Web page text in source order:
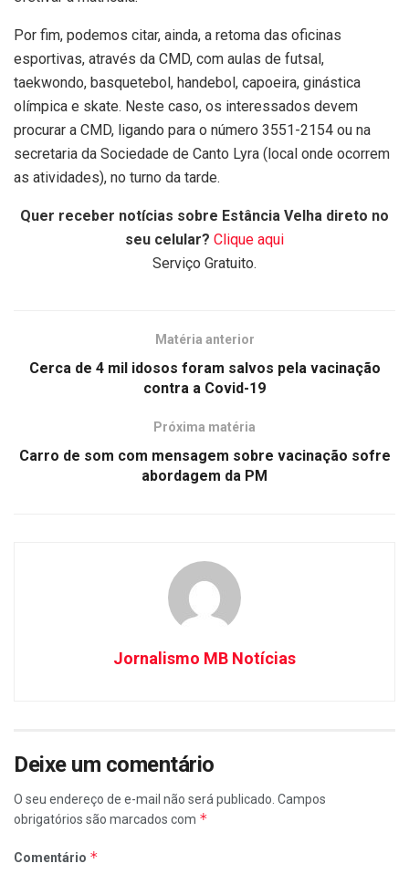
Por fim, podemos citar, ainda, a retoma das oficinas
esportivas, através da CMD, com aulas de futsal,
taekwondo, basquetebol, handebol, capoeira, ginástica
olímpica e skate. Neste caso, os interessados devem
procurar a CMD, ligando para o número 3551-2154 ou na
secretaria da Sociedade de Canto Lyra (local onde ocorrem
as atividades), no turno da tarde.
Quer receber notícias sobre Estância Velha direto no
seu celular? Clique aqui
Serviço Gratuito.
Matéria anterior
Cerca de 4 mil idosos foram salvos pela vacinação
contra a Covid-19
Próxima matéria
Carro de som com mensagem sobre vacinação sofre
abordagem da PM
Jornalismo MB Notícias
Deixe um comentário
O seu endereço de e-mail não será publicado. Campos
obrigatórios são marcados com *
Comentário *